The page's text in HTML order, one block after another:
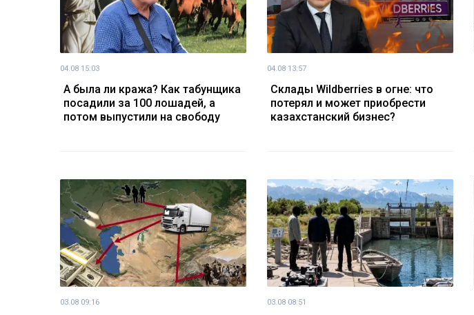
04.08 15:03
А была ли кража? Как табунщика
посадили за 100 лошадей, а
потом выпустили на свободу
04.08 13:57
Склады Wildberries в огне: что
потерял и может приобрести
казахстанский бизнес?
03.08 09:16 03.08 08:51